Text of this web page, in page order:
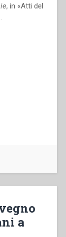
, in «Atti del
a